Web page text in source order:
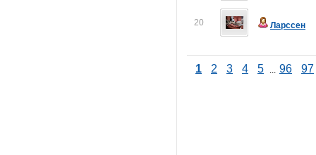
20 Ларссен
1 2 3 4 5 ... 96 97